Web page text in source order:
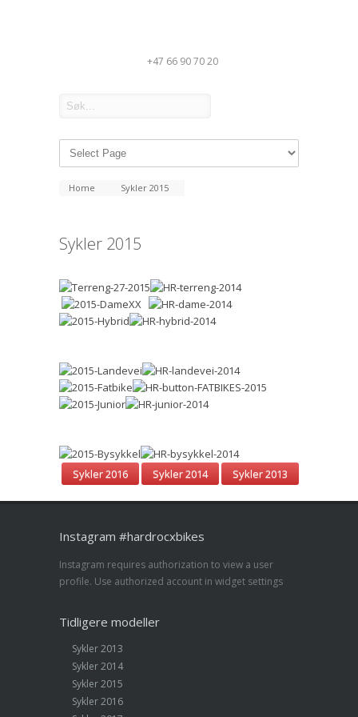
+47 66 90 70 20
Home Sykler 2015
Sykler 2015
Sykler 2016 Sykler 2014 Sykler 2013
Instagram #hardrocxbikes
Instagram requires authorization to view a user
profile. Use authorized account in widget settings
Tidligere modeller
Sykler 2013
Sykler 2014
Sykler 2015
Sykler 2016